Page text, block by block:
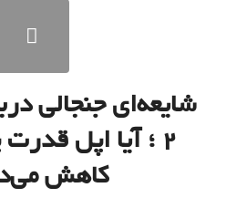
شایعه‌ای جنجالی
۲ ؛ آیا اپل
کاهش